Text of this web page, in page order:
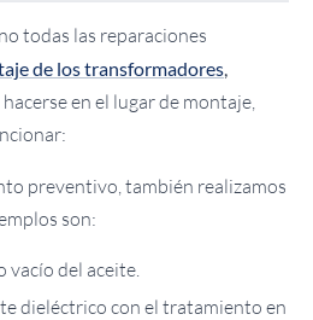
todas las reparaciones
de los transformadores
en el lugar de montaje,
preventivo, también realizamos
son:
del aceite.
dieléctrico con el tratamiento en